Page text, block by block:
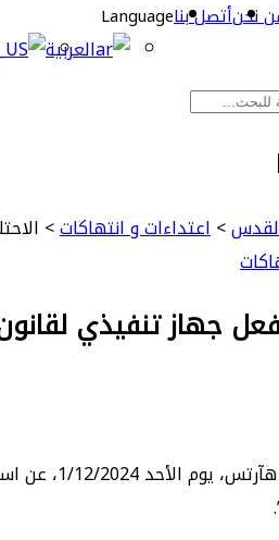
نحنأتصل بناLanguage
العربية
>اعتداءات و انتهاكات>
جهاز تنفيذي
كشفت